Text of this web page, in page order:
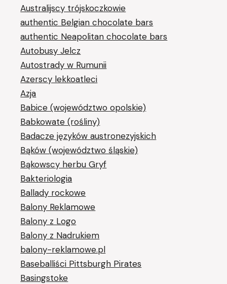
Australijscy trójskoczkowie
authentic Belgian chocolate bars
authentic Neapolitan chocolate bars
Autobusy Jelcz
Autostrady w Rumunii
Azerscy lekkoatleci
Azja
Babice (województwo opolskie)
Babkowate (rośliny)
Badacze języków austronezyjskich
Bąków (województwo śląskie)
Bąkowscy herbu Gryf
Bakteriologia
Ballady rockowe
Balony Reklamowe
Balony z Logo
Balony z Nadrukiem
balony-reklamowe.pl
Baseballiści Pittsburgh Pirates
Basingstoke